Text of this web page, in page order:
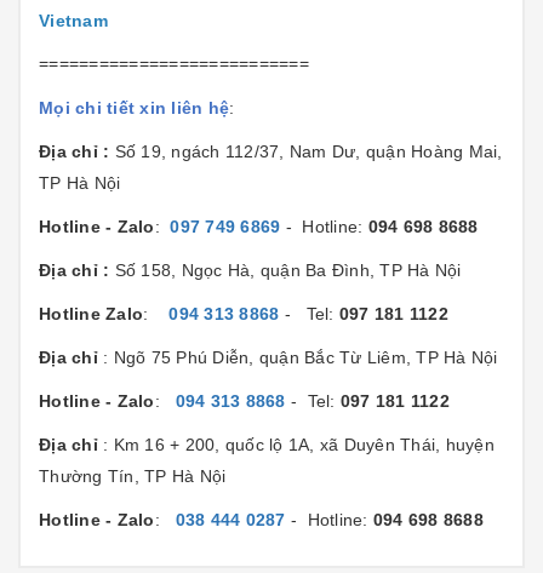
Vietnam
===========================
Mọi chi tiết xin liên hệ:
Địa chỉ : Số 19, ngách 112/37, Nam Dư, quận Hoàng Mai,
TP Hà Nội
Hotline - Zalo:097 749 6869 - Hotline: 094 698 8688
Địa chỉ : Số 158, Ngọc Hà, quận Ba Đình, TP Hà Nội
Hotline Zalo:094 313 8868 - Tel: 097 181 1122
Địa chỉ : Ngõ 75 Phú Diễn, quận Bắc Từ Liêm, TP Hà Nội
Hotline - Zalo: 094 313 8868 - Tel: 097 181 1122
Địa chỉ : Km 16 + 200, quốc lộ 1A, xã Duyên Thái, huyện
Thường Tín, TP Hà Nội
Hotline - Zalo: 038 444 0287 - Hotline: 094 698 8688